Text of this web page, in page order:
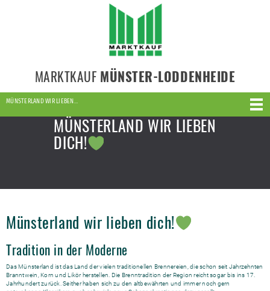
MARKTKAUF MÜNSTER-LODDENHEIDE
MÜNSTERLAND WIR LIEBEN…
MÜNSTERLAND WIR LIEBEN
DICH!
Münsterland wir lieben dich!
Tradition in der Moderne
Das Münsterland ist das Land der ­vielen ­traditionellen Brennereien, die schon seit Jahrzehnten
Branntwein, Korn und Likör ­herstellen. Die Brenntradi­tion der Region reicht ­sogar bis ins 17.
Jahrhundert ­zurück. ­Seit­her haben sich zu den ­altbewährten und ­immer noch gern